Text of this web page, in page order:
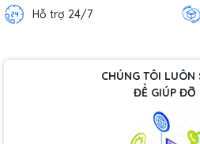
Hỗ trợ 24/7
CHÚNG TÔI LUÔN
ĐỂ GIÚP ĐỠ